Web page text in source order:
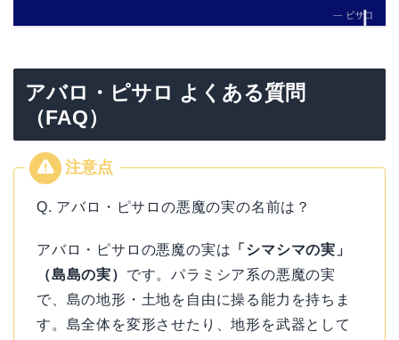
アバロ・ピサロ よくある質問
（FAQ）
Q. アバロ・ピサロの悪魔の実の名前は？
アバロ・ピサロの悪魔の実は 「シマシマの実」
（島島の実） です。パラミシア系の悪魔の実
で、島の地形・土地を自由に操る能力を持ちま
す。島全体を変形させたり、地形を武器として